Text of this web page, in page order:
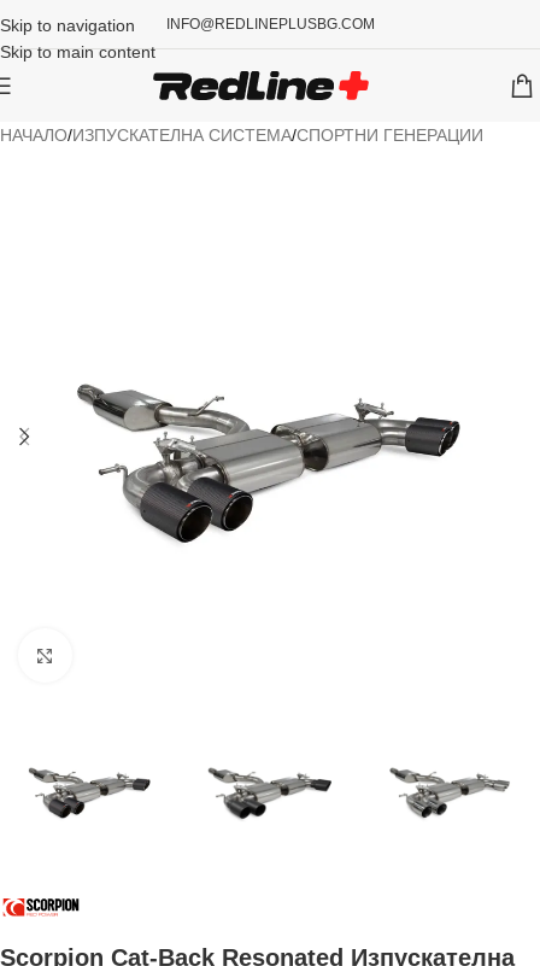
Skip to navigation
Skip to main content
INFO@REDLINEPLUSBG.COM
НАЧАЛО/ИЗПУСКАТЕЛНА СИСТЕМА/СПОРТНИ ГЕНЕРАЦИИ
Scorpion Cat-Back Resonated Изпускателна